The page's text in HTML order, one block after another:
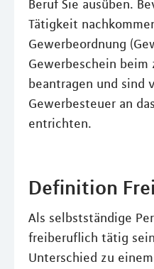
Beruf Sie ausüben.
Tätigkeit
Gewerbeordnung
Gewerbeschein beim
beantragen und sind
Gewerbesteuer an
entrichten.
Definition
Als selbstständige
freiberuflich tätig
Unterschied zu